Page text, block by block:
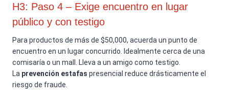
H3: Paso 4 – Exige encuentro en lugar
público y con testigo
Para productos de más de $50,000, acuerda un punto de
encuentro en un lugar concurrido. Idealmente cerca de una
comisaría o un mall. Lleva a un amigo como testigo.
La prevención estafas presencial reduce drásticamente el
riesgo de fraude.